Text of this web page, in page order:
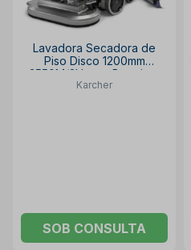
Lavadora Secadora de
Piso Disco 1200mm
3550M/2H com Bateria e
Carregador BD FLEX
Karcher
SOB CONSULTA